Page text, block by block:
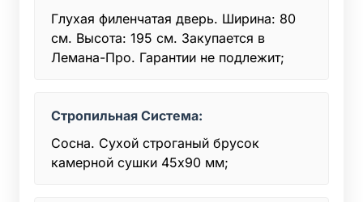
Глухая филенчатая дверь. Ширина: 80
см. Высота: 195 см. Закупается в
Лемана-Про. Гарантии не подлежит;
Стропильная Система:
Сосна. Сухой строганый брусок
камерной сушки 45x90 мм;